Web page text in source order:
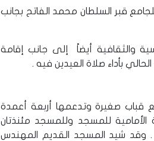
قبر السلطان محمد الفاتح بجانب
والثقافية أيضاً إلى جانب إقامة
بأداء صلاة العيدين فيه .
متر وقد بنيت على أربع قباب صغيرة وتدعمها أربعة أعمدة
للمسجد وللمسجد مئنذتان
. وقد شيد المسجد القديم المهندس